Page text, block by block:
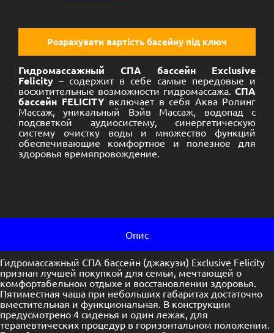
Розрахувати вартість басейну під ключ
Гидромассажный СПА бассейн Exclusive
Felicity – содержит в себе самые передовые и
восхитительные возможности гидромассажа. СПА
бассейн FELICITY включает в себя Аква Ролинг
Массаж, уникальный Вэйв Массаж, водопад с
подсветкой аудиосистему, синергетическую
систему очистку воды и множество функций
обеспечивающие комфортное и полезное для
здоровья времяпровождение.
Опис
Гидромассажный СПА бассейн (джакузи) Exclusive Felicity
признан лучшей покупкой для семьи, мечтающей о
комфортабельном отдыхе и восстановлении здоровья.
Пятиместная чаша при небольших габаритах достаточно
вместительная и функциональная. В конструкции
предусмотрено 4 сиденья и один лежак, для
терапевтических процедур в горизонтальном положении.